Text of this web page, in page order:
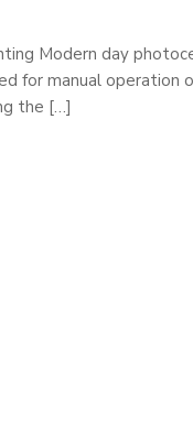
Modern day
for manual
the […]